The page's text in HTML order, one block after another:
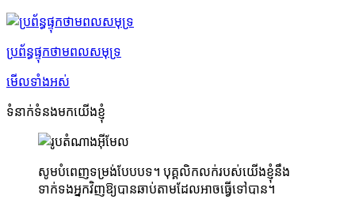
ប្រព័ន្ធផ្ទុកថាមពលសមុទ្រ
មើលទាំងអស់
ទំនាក់ទំនងមកយើងខ្ញុំ
សូមបំពេញទម្រង់បែបបទ។ បុគ្គលិកលក់របស់យើងខ្ញុំនឹង
ទាក់ទងអ្នកវិញឱ្យបានឆាប់តាមដែលអាចធ្វើទៅបាន។